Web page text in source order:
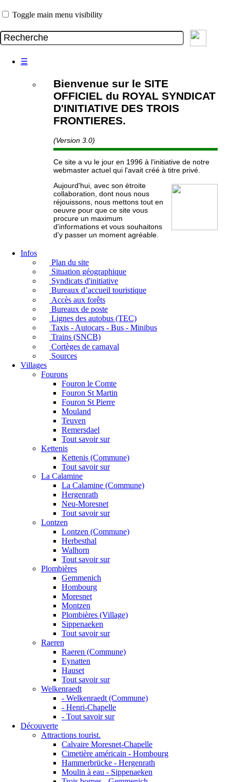
Toggle main menu visibility
☰
Bienvenue sur le SITE
OFFICIEL du ROYAL SYNDICAT
D'INITIATIVE DES TROIS
FRONTIERES.
(Version 3.0)
Ce site a vu le jour en 1996 à l'initiative de notre
webmaster actuel qui l'avait créé à titre privé.
Aujourd'hui, avec son étroite
collaboration, dont nous nous
réjouissons, nous mettons tout en
oeuvre pour que ce site vous
procure un maximum
d'informations et vous souhaitons
d'y passer un moment agréable.
Infos
Plan du site
Situation géographique
Syndicats d'initiative
Bureaux d’accueil touristique
Accès aux forêts
Bureaux de poste
Lignes des autobus (TEC)
Taxis - Autocars - Bus - Minibus
Trains (SNCB)
Cortèges de carnaval
Sources
Villages
Fourons
Fouron le Comte
Fouron St Martin
Fouron St Pierre
Mouland
Teuven
Remersdael
Tout savoir sur
Kettenis
Kettenis (Commune)
Tout savoir sur
La Calamine
La Calamine (Commune)
Hergenrath
Neu-Moresnet
Tout savoir sur
Lontzen
Lontzen (Commune)
Herbesthal
Walhorn
Tout savoir sur
Plombières
Gemmenich
Hombourg
Moresnet
Montzen
Plombières (Village)
Sippenaeken
Tout savoir sur
Raeren
Raeren (Commune)
Eynatten
Hauset
Tout savoir sur
Welkenraedt
- Welkenraedt (Commune)
- Henri-Chapelle
- Tout savoir sur
Découverte
Attractions tourist.
Calvaire Moresnet-Chapelle
Cimetière américain - Hombourg
Hammerbrücke - Hergenrath
Moulin à eau - Sippenaeken